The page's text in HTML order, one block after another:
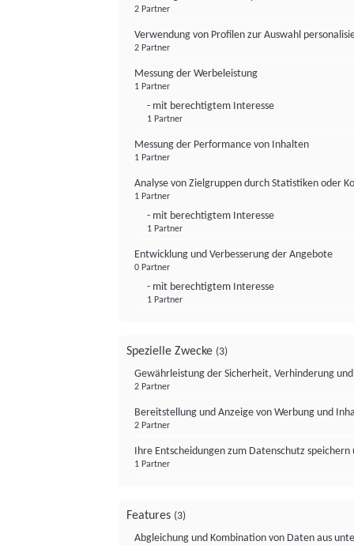
2 Partner
Verwendung von Profilen zur Auswahl
2 Partner
Messung der Werbeleistung
1 Partner
- mit berechtigtem Interesse
1 Partner
Messung der Performance von Inhalten
1 Partner
Analyse von Zielgruppen durch Statistiken oder
1 Partner
- mit berechtigtem Interesse
1 Partner
Entwicklung und Verbesserung der Angebote
0 Partner
- mit berechtigtem Interesse
1 Partner
Spezielle Zwecke (3)
Gewährleistung der Sicherheit, Verhinderung
2 Partner
Bereitstellung und Anzeige von Werbung und
2 Partner
Ihre Entscheidungen zum Datenschutz
1 Partner
Features (3)
Abgleichung und Kombination von Daten aus